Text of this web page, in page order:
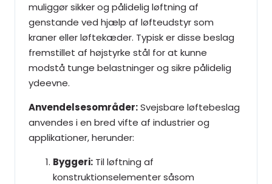
muliggør sikker og pålidelig løftning af
genstande ved hjælp af løfteudstyr som
kraner eller løftekæder. Typisk er disse beslag
fremstillet af højstyrke stål for at kunne
modstå tunge belastninger og sikre pålidelig
ydeevne.
Anvendelsesområder:Svejsbare løftebeslag
anvendes i en bred vifte af industrier og
applikationer, herunder:
Byggeri: Til løftning af
konstruktionselementer såsom